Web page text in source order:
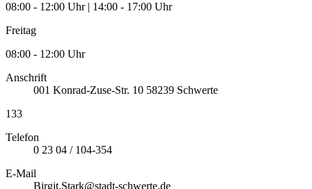
08:00 - 12:00 Uhr | 14:00 - 17:00 Uhr
Freitag
08:00 - 12:00 Uhr
Anschrift
001 Konrad-Zuse-Str. 10 58239 Schwerte
133
Telefon
0 23 04 / 104-354
E-Mail
Birgit.Stark@stadt-schwerte.de